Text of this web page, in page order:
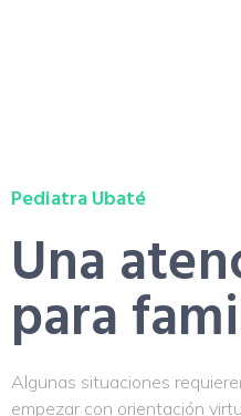
Pediatra Ubaté
Una
para
Algunas situaciones
empezar con orientación